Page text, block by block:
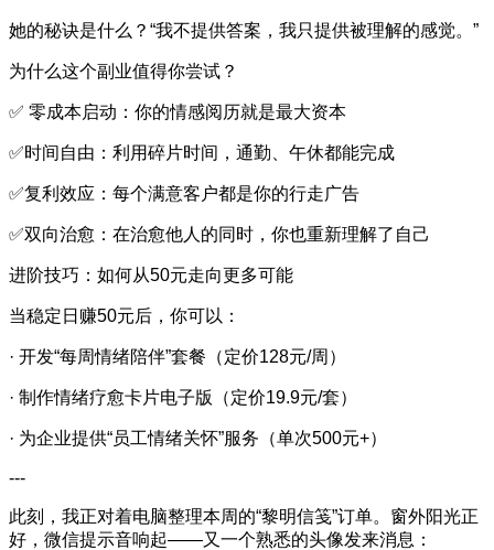
她的秘诀是什么？“我不提供答案，我只提供被理解的感觉。”
为什么这个副业值得你尝试？
✅ 零成本启动：你的情感阅历就是最大资本
✅时间自由：利用碎片时间，通勤、午休都能完成
✅复利效应：每个满意客户都是你的行走广告
✅双向治愈：在治愈他人的同时，你也重新理解了自己
进阶技巧：如何从50元走向更多可能
当稳定日赚50元后，你可以：
· 开发“每周情绪陪伴”套餐（定价128元/周）
· 制作情绪疗愈卡片电子版（定价19.9元/套）
· 为企业提供“员工情绪关怀”服务（单次500元+）
---
此刻，我正对着电脑整理本周的“黎明信笺”订单。窗外阳光正
好，微信提示音响起——又一个熟悉的头像发来消息：